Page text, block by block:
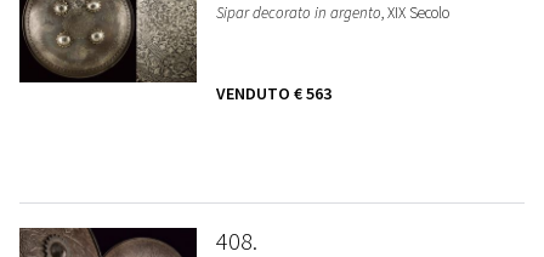
Sipar decorato in argento, XIX Secolo
VENDUTO € 563
408